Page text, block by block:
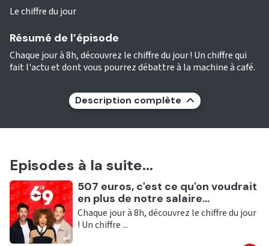
Le chiffre du jour
Résumé de l’épisode
Chaque jour à 8h, découvrez le chiffre du jour ! Un chiffre qui
fait l'actu et dont vous pourrez débattre à la machine à café.
Description complète
Episodes à la suite...
Ecouter
507 euros, c'est ce qu'on voudrait
en plus de notre salaire...
Chaque jour à 8h, découvrez le chiffre du jour
! Un chiffre ...